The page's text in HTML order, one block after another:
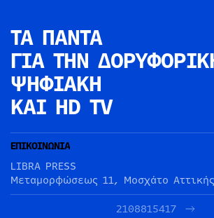
ΤΑ ΠΑΝΤΑ
ΓΙΑ ΤΗΝ
ΨΗΦΙΑΚΗ
ΚΑΙ HD TV
ΕΠΙΚΟΙΝΩΝΙΑ
LIBRA PRESS
Μεταμορφώσεως 11, Μοσχάτο
2108815417